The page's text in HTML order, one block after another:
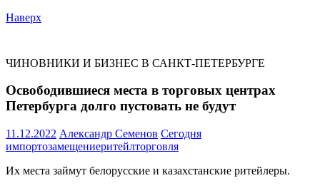
Наверх
ЧИНОВНИКИ И БИЗНЕС В САНКТ-ПЕТЕРБУРГЕ
Освободившиеся места в торговых центрах
Петербурга долго пустовать не будут
11.12.2022 Александр Семенов Сегодня
импортозамещениеритейлторговля
Их места займут белорусские и казахстанские ритейлеры.